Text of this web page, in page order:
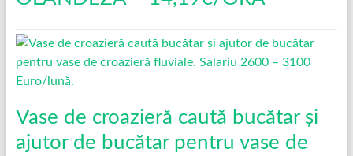
Vase de croazieră caută bucătar și
ajutor de bucătar pentru vase de